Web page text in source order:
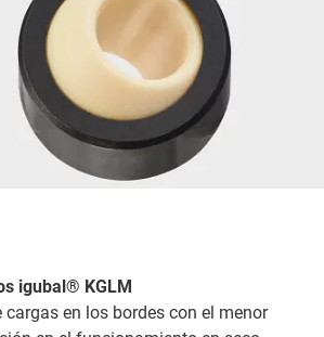
igubal® KGLM
cargas en los bordes con el menor